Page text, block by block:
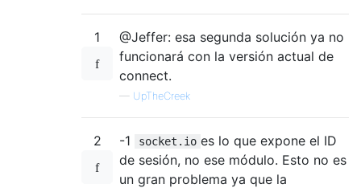
1
@Jeffer: esa segunda solución ya no
funcionará con la versión actual de
connect.
— UpTheCreek
2 -1 socket.io es lo que expone el ID
de sesión, no ese módulo. Esto no es
un gran problema ya que la